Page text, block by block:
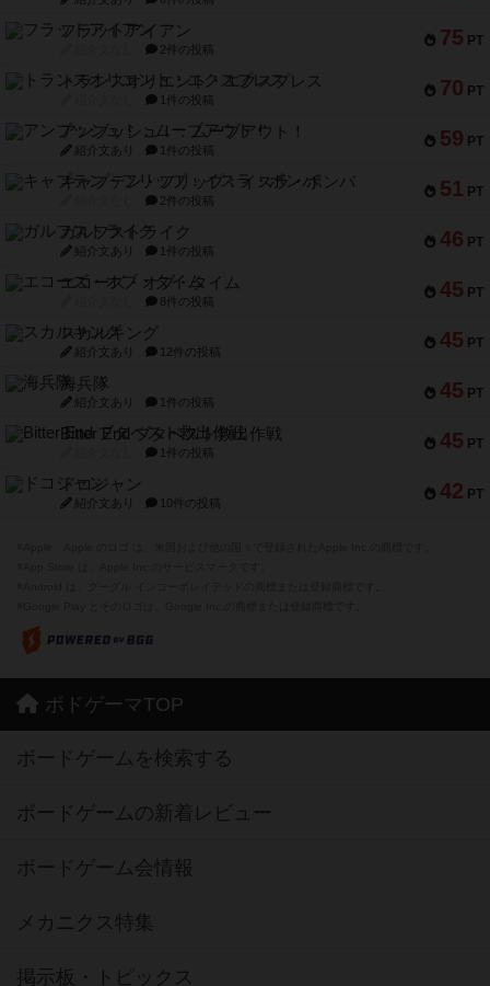
75 PT
フラットアイアン
2件の投稿
70 PT
トランスオリエント・エクスプレス
1件の投稿
59 PT
アンブッシュ！：ムーブアウト！
紹介文あり 1件の投稿
51 PT
キャプテン・フリップ：イスラ・ボンバ
2件の投稿
46 PT
ガルフストライク
紹介文あり 1件の投稿
45 PT
エコーズ・オブ・タイム
8件の投稿
45 PT
スカルキング
紹介文あり 12件の投稿
45 PT
海兵隊
紹介文あり 1件の投稿
45 PT
Bitter End ブタペスト救出作戦
1件の投稿
42 PT
ドコジャン
紹介文あり 10件の投稿
ボドゲーマTOP
ボードゲームを検索する
ボードゲームの新着レビュー
ボードゲーム会情報
メカニクス特集
掲示板・トピックス